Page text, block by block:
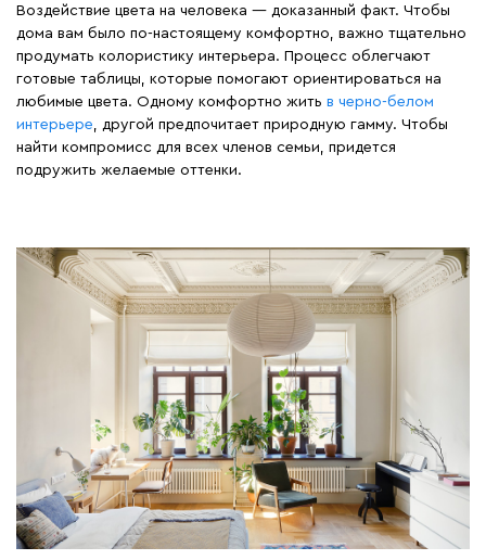
Воздействие цвета на человека — доказанный факт. Чтобы
дома вам было по-настоящему комфортно, важно тщательно
продумать колористику интерьера. Процесс облегчают
готовые таблицы, которые помогают ориентироваться на
любимые цвета. Одному комфортно жить в черно-белом
интерьере , другой предпочитает природную гамму. Чтобы
найти компромисс для всех членов семьи, придется
подружить желаемые оттенки.